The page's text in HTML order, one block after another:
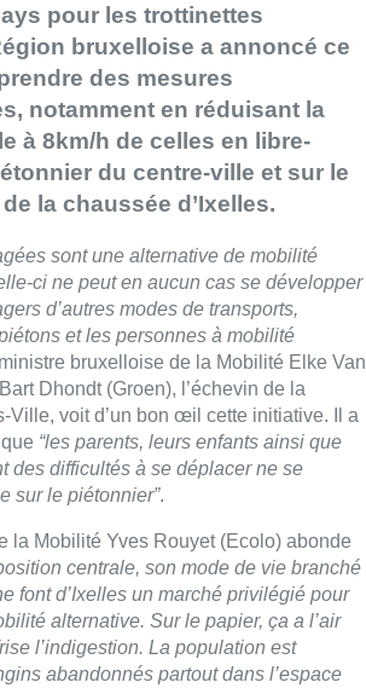
pour les trottinettes
bruxelloise a annoncé ce
des mesures
notamment en réduisant la
à 8km/h de celles en libre-
du centre-ville et sur le
la chaussée d’Ixelles.
sont une alternative de mobilité
ci ne peut en aucun cas se développer
d’autres modes de transports,
et les personnes à mobilité
bruxelloise de la Mobilité Elke Van
Dhondt (Groen), l’échevin de la
Ville, voit d’un bon œil cette initiative. Il a
“les parents, leurs enfants ainsi que
des difficultés à se déplacer ne se
sur le piétonnier”.
la Mobilité Yves Rouyet (Ecolo) abonde
centrale, son mode de vie branché
font d’Ixelles un marché privilégié pour
alternative. Sur le papier, ça a l’air
l’indigestion. La population est
abandonnés partout dans l’espace